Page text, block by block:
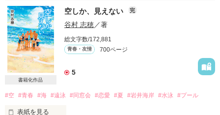
・
冗談で
妹に
「一緒に風呂に入ろうか？」
書籍化作品
空しか、見えない 完
谷村 志穂／著
総文字数/172,881
青春・友情 700ページ
5
#空 #青春 #海 #遠泳 #同窓会 #恋愛 #夏 #岩井海岸 #水泳 #プール
表紙を見る